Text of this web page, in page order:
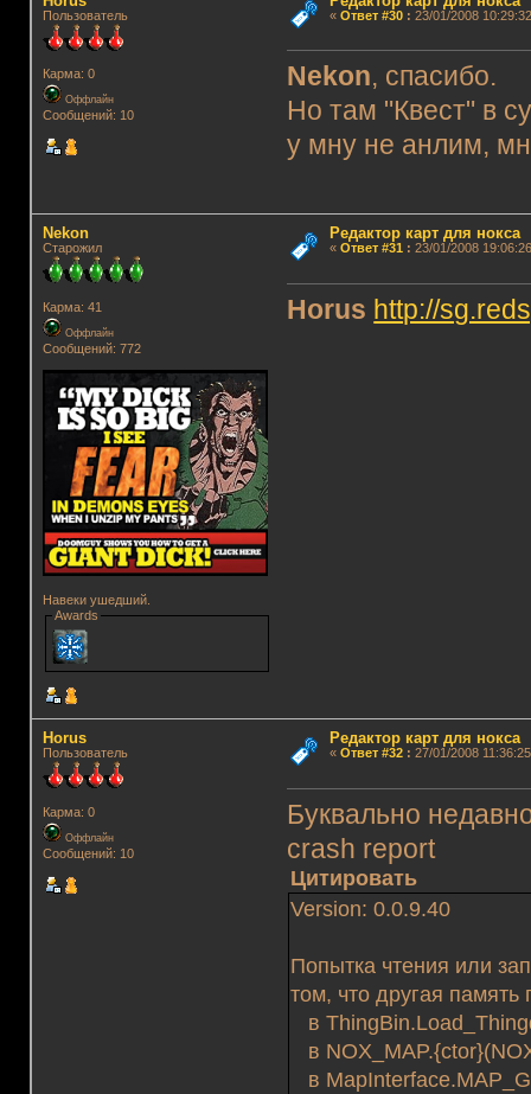
Пользователь
Карма: 0
Оффлайн
Сообщений: 10
« Ответ #30: 23/01/2008
Nekon, спасибо.
Но там "Квест" в
у мну не анлим,
Nekon
Старожил
Карма: 41
Оффлайн
Сообщений: 772
Навеки ушедший.
Awards
Редактор карт для нокса
« Ответ #31 : 23/01/2008
Horus http://
Horus
Пользователь
Карма: 0
Оффлайн
Сообщений: 10
Редактор карт для нокса
« Ответ #32: 27/01/2008
Буквально
crash report
Цитировать
Version: 0.0.9.40
Попытка чтения или
том, что другая
в
в
в